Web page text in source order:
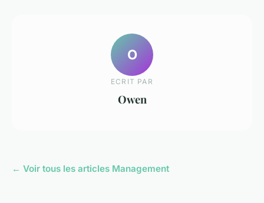
O
ECRIT PAR
Owen
← Voir tous les articles Management